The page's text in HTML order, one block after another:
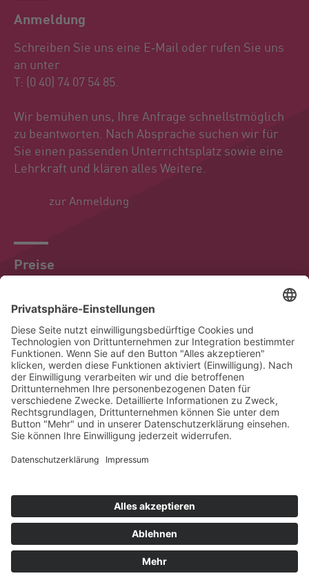
Anmeldung
Schreiben Sie uns eine E‑Mail oder rufen Sie uns
an unter
T: (0 40) 74 07 54 85.
Wir bemühen uns, Ihre Anfrage schnellstmöglich
zu beantworten. Nach Absprache suchen wir für
Sie einen passenden Unterrichtsplatz sowie eine
Lehrkraft und klären alles Weitere.
zur Anmeldung
Preise
WIR FREUEN UNS AUF IHRE KONTAKTAUFNAHME
Mo. – Fr. von 10.00 – 12.00 Uhr
T: (0 40) 74 07 54 85
IMPRESSUM DATENSCHUTZERKLÄRUNG